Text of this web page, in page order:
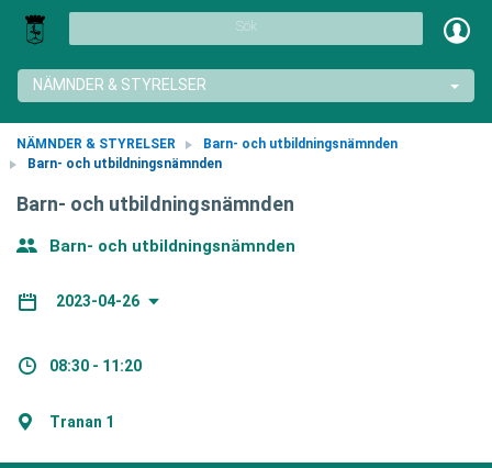
Sök
NÄMNDER & STYRELSER
NÄMNDER & STYRELSER
Barn- och utbildningsnämnden
Barn- och utbildningsnämnden
Barn- och utbildningsnämnden
Barn- och utbildningsnämnden
2023-04-26
08:30 - 11:20
Tranan 1